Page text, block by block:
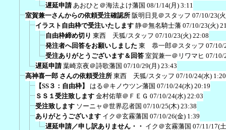
遅延申請 あおひと＠海法よけ藩国 08/1/14(月) 3:11
室賀兼一さんからの依頼受注確認所 阪明日見＠スタッフ 07/10/23(
イラスト自由枠で受注いたします 静＠無名騎士藩 07/10/23(火)
自由枠締め切り 東西 天狐/スタッフ 07/10/23(火) 22:08
発注者へ回答をお願いしました 東 恭一郎＠スタッフ 07/10/
受注ありがとうございます＆回答 室賀兼一＠リワマヒ 07/10/
遅延申請 葉崎京夜＠詩歌藩国 07/10/29(月) 23:43
高神喜一郎 さんの依頼受注所 東西 天狐/スタッフ 07/10/24(水) 1:20
【SS３：自由枠】
はる＠キノウツン藩国 07/10/24(水) 20:19
ＳＳ１受注致します 金村佑華＠ＦＥＧ 07/10/24(水) 22:03
受注致します ソーニャ＠世界忍者国 07/10/25(木) 23:38
ありがとうございます イク＠玄霧藩国 07/10/26(金) 1:39
遅延申請／申し訳ありません・・ イク＠玄霧藩国 07/11/17(